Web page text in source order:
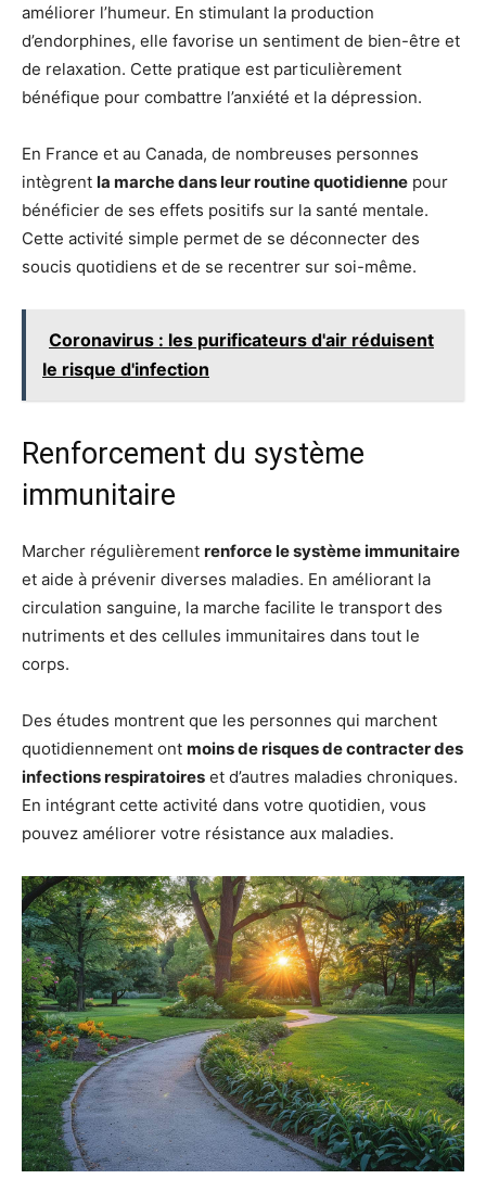
améliorer l’humeur. En stimulant la production
d’endorphines, elle favorise un sentiment de bien-être et
de relaxation. Cette pratique est particulièrement
bénéfique pour combattre l’anxiété et la dépression.
En France et au Canada, de nombreuses personnes
intègrent la marche dans leur routine quotidienne pour
bénéficier de ses effets positifs sur la santé mentale.
Cette activité simple permet de se déconnecter des
soucis quotidiens et de se recentrer sur soi-même.
Coronavirus : les purificateurs d'air réduisent
le risque d'infection
Renforcement du système
immunitaire
Marcher régulièrement renforce le système immunitaire
et aide à prévenir diverses maladies. En améliorant la
circulation sanguine, la marche facilite le transport des
nutriments et des cellules immunitaires dans tout le
corps.
Des études montrent que les personnes qui marchent
quotidiennement ont moins de risques de contracter des
infections respiratoires et d’autres maladies chroniques.
En intégrant cette activité dans votre quotidien, vous
pouvez améliorer votre résistance aux maladies.